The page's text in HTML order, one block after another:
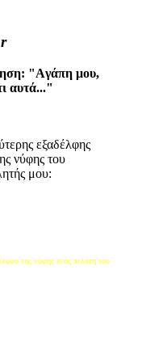
"Aγάπη μου,
αυτά..."
εξαδέλφης
νύφης του
μου:
της νύφης ενός πελάτη του